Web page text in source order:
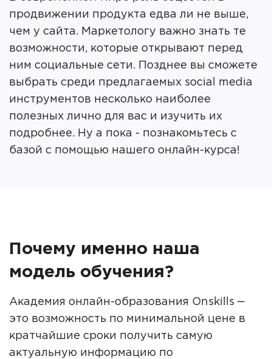
продвижении продукта едва ли не выше,
чем у сайта. Маркетологу важно знать те
возможности, которые открывают перед
ним социальные сети. Позднее вы сможете
выбрать среди предлагаемых social media
инструментов несколько наиболее
полезных лично для вас и изучить их
подробнее. Ну а пока - познакомьтесь с
базой с помощью нашего онлайн-курса!
Почему именно наша
модель обучения?
Академия онлайн-образования Onskills ‒
это возможность по минимальной цене в
кратчайшие сроки получить самую
актуальную информацию по